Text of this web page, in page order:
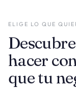
ELIGE LO QUE
hacer
que tu